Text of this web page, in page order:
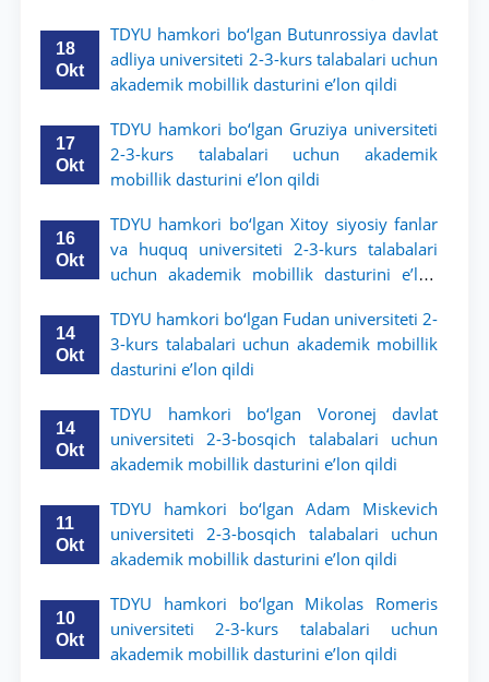
18
Okt
TDYU hamkori bo‘lgan Butunrossiya davlat
adliya universiteti 2-3-kurs talabalari uchun
akademik mobillik dasturini e’lon qildi
17
Okt
TDYU hamkori bo‘lgan Gruziya universiteti
2-3-kurs talabalari uchun akademik
mobillik dasturini e’lon qildi
16
Okt
TDYU hamkori bo‘lgan Xitoy siyosiy fanlar
va huquq universiteti 2-3-kurs talabalari
uchun akademik mobillik dasturini e’lon
14
Okt
TDYU hamkori bo‘lgan Fudan universiteti 2-
3-kurs talabalari uchun akademik mobillik
dasturini e’lon qildi
14
Okt
TDYU hamkori bo‘lgan Voronej davlat
universiteti 2-3-bosqich talabalari uchun
akademik mobillik dasturini e’lon qildi
11
Okt
TDYU hamkori bo‘lgan Adam Miskevich
universiteti 2-3-bosqich talabalari uchun
akademik mobillik dasturini e’lon qildi
10
Okt
TDYU hamkori bo‘lgan Mikolas Romeris
universiteti 2-3-kurs talabalari uchun
akademik mobillik dasturini e’lon qildi